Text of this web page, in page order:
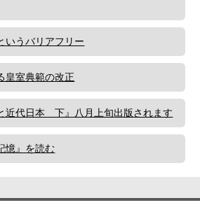
いうバリアフリー
皇室典範の改正
近代日本 下』八月上旬出版されます
憶』を読む